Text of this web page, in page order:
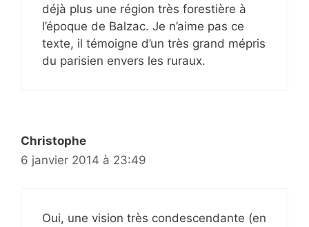
déjà plus une région très forestière à
l’époque de Balzac. Je n’aime pas ce
texte, il témoigne d’un très grand mépris
du parisien envers les ruraux.
Christophe
6 janvier 2014 à 23:49
Oui, une vision très condescendante (en